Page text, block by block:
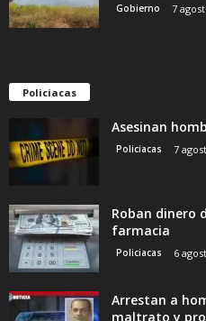
Gobierno 7
Policiacas
Asesinan
Policiacas 7
Roban dinero
farmacia
Policiacas 6
Arrestan a
maltrato y